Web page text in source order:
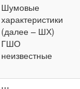
Шумовые
характеристики
(далее – ШХ)
ГШО
неизвестные